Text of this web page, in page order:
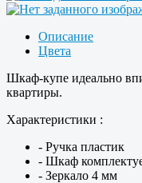
Описание
Цвета
Шкаф-купе идеально
квартиры.
Характеристики :
- Ручка пластик
- Шкаф
- Зеркало 4 мм